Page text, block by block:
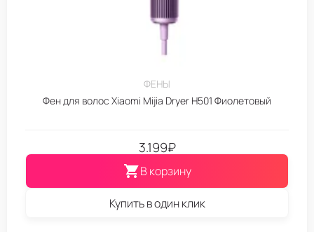
ФЕНЫ
Фен для волос Xiaomi Mijia Dryer H501 Фиолетовый
3.199₽
В корзину
Купить в один клик